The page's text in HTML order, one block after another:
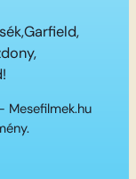
Mesefilmek.hu